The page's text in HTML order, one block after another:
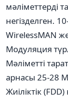
мәліметтерді
негізделген.
WirelessMAN
Модуляция
Мәліметті
арнасы 25-28
Жиіліктік